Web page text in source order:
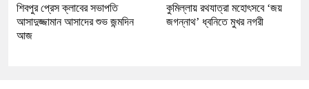
শিবপুর প্রেস ক্লাবের সভাপতি
আসাদুজ্জামান আসাদের শুভ জন্মদিন
আজ
কুমিল্লায় রথযাত্রা মহোৎসবে ‘জয়
জগন্নাথ’ ধ্বনিতে মুখর নগরী